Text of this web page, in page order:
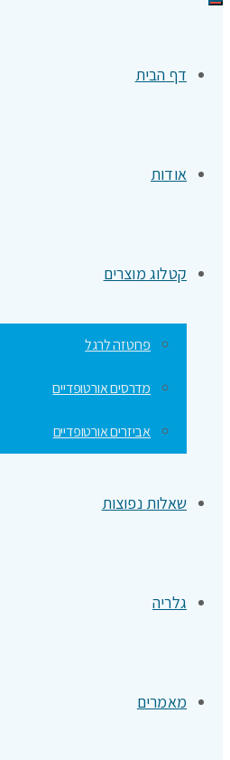
תפריט
דף הבית
אודות
קטלוג מוצרים
פרוטזה לרגל
מדרסים אורטופדיים
אביזרים אורטופדיים
שאלות נפוצות
גלריה
מאמרים